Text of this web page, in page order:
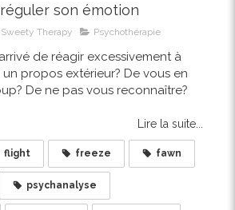
son émotion
Sweety Therapy Psychothérapie
de réagir excessivement à
propos extérieur? De vous en
De ne pas vous reconnaître?
Lire la suite...
flight freeze fawn
psychanalyse